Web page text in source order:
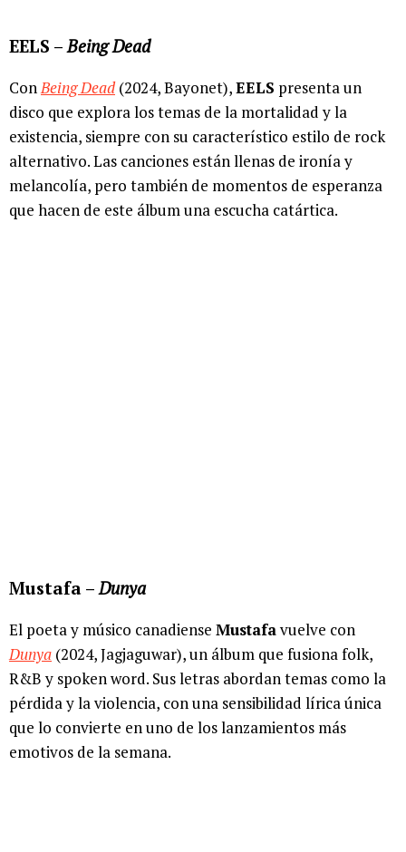
EELS –Being Dead
ConBeing Dead(2024, Bayonet),EELS presenta un
disco que explora los temas de la mortalidad y la
existencia, siempre con su característico estilo de rock
alternativo. Las canciones están llenas de ironía y
melancolía, pero también de momentos de esperanza
que hacen de este álbum una escucha catártica.
Mustafa –Dunya
El poeta y músico canadiense Mustafavuelve con
Dunya (2024, Jagjaguwar), un álbum que fusiona folk,
R&B y spoken word. Sus letras abordan temas como la
pérdida y la violencia, con una sensibilidad lírica única
que lo convierte en uno de los lanzamientos más
emotivos de la semana.